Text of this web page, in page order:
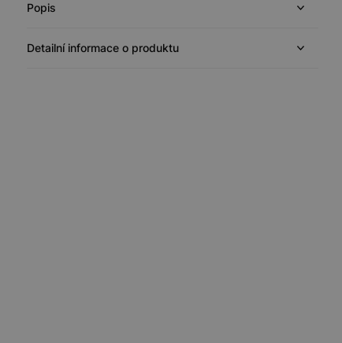
Popis
Detailní informace o produktu